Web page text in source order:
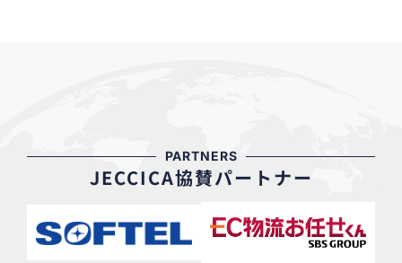
PARTNERS
JECCICA協賛パートナー